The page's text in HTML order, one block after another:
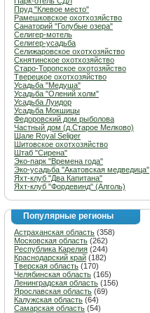
Пруд "Клевое место"
Рамешковское охотхозяйство
Санаторий "Голубые озера"
Селигер-мотель
Селигер-усадьба
Селижаровское охотхозяйство
Скнятинское охотхозяйство
Старо-Торопское охотозяйство
Тверецкое охотхозяйство
Усадьба "Медуша"
Усадьба "Олений холм"
Усадьба Луидор
Усадьба Мокшицы
Федоровский дом рыболова
Частный дом (д.Старое Мелково)
Шале Royal Seliger
Шитовское охотхозяйство
Штаб "Сирена"
Эко-парк "Времена года"
Эко-усадьба "Акатовская медведица"
Яхт-клуб "Два Капитана"
Яхт-клуб "Фордевинд" (Алголь)
Популярные регионы
Астраханская область (358)
Московская область (262)
Республика Карелия (244)
Краснодарский край (182)
Тверская область (170)
Челябинская область (165)
Ленинградская область (156)
Ярославская область (69)
Калужская область (64)
Самарская область (54)